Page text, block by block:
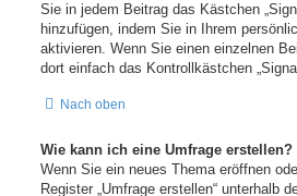
Sie in jedem Beitrag das Kästchen
hinzufügen, indem Sie in Ihrem
aktivieren. Wenn Sie einen einzelnen
dort einfach das Kontrollkästchen
Nach oben
Wie kann ich eine Umfrage erstellen?
Wenn Sie ein neues Thema eröffnen
Register „Umfrage erstellen“ unterhalb